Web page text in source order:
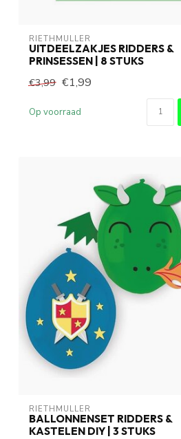
RIETHMÜLLER
UITDEELZAKJES RIDDERS &
PRINSESSEN | 8 STUKS
€3,99 €1,99
Op voorraad
RIETHMÜLLER
BALLONNENSET RIDDERS &
KASTELEN DIY | 3 STUKS